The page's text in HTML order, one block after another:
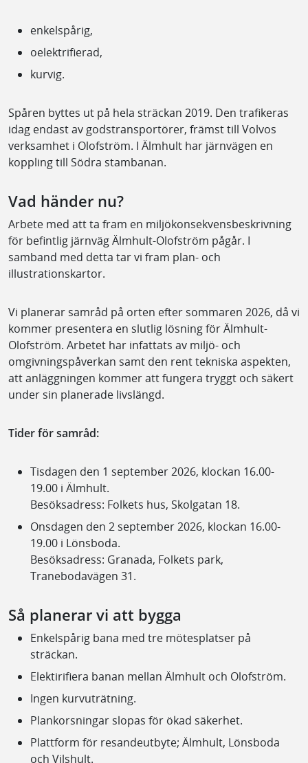
enkelspårig,
oelektrifierad,
kurvig.
Spåren byttes ut på hela sträckan 2019. Den trafikeras
idag endast av godstransportörer, främst till Volvos
verksamhet i Olofström. I Älmhult har järnvägen en
koppling till Södra stambanan.
Vad händer nu?
Arbete med att ta fram en miljökonsekvensbeskrivning
för befintlig järnväg Älmhult-Olofström pågår. I
samband med detta tar vi fram plan- och
illustrationskartor.
Vi planerar samråd på orten efter sommaren 2026, då vi
kommer presentera en slutlig lösning för Älmhult-
Olofström. Arbetet har infattats av miljö- och
omgivningspåverkan samt den rent tekniska aspekten,
att anläggningen kommer att fungera tryggt och säkert
under sin planerade livslängd.
Tider för samråd:
Tisdagen den 1 september 2026, klockan 16.00-
19.00 i Älmhult.
Besöksadress: Folkets hus, Skolgatan 18.
Onsdagen den 2 september 2026, klockan 16.00-
19.00 i Lönsboda.
Besöksadress: Granada, Folkets park,
Tranebodavägen 31.
Så planerar vi att bygga
Enkelspårig bana med tre mötesplatser på
sträckan.
Elektirifiera banan mellan Älmhult och Olofström.
Ingen kurvuträtning.
Plankorsningar slopas för ökad säkerhet.
Plattform för resandeutbyte; Älmhult, Lönsboda
och Vilshult.